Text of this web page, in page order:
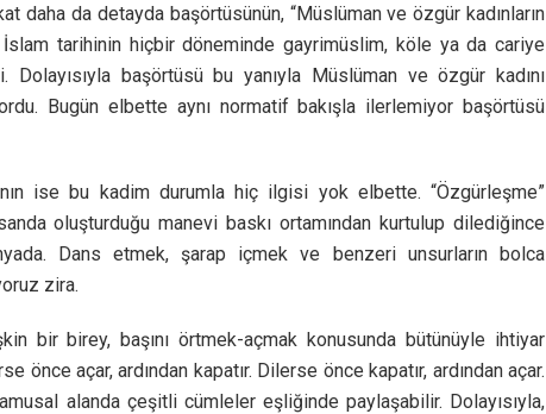
daha da detayda başörtüsünün, “Müslüman ve özgür kadınların
tarihinin hiçbir döneminde gayrimüslim, köle ya da cariye
başörtüsü bu yanıyla Müslüman ve özgür kadını
Bugün elbette aynı normatif bakışla ilerlemiyor başörtüsü
ise bu kadim durumla hiç ilgisi yok elbette. “Özgürleşme”
oluşturduğu manevi baskı ortamından kurtulup dilediğince
Dans etmek, şarap içmek ve benzeri unsurların bolca
zira.
bir birey, başını örtmek-açmak konusunda bütünüyle ihtiyar
önce açar, ardından kapatır. Dilerse önce kapatır, ardından açar.
alanda çeşitli cümleler eşliğinde paylaşabilir. Dolayısıyla,